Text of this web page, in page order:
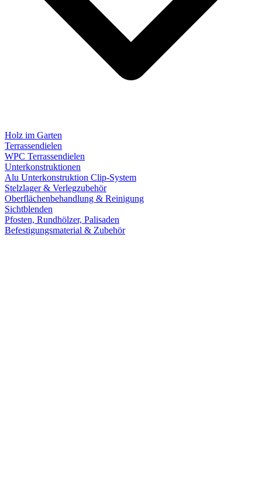
Holz im Garten
Terrassendielen
WPC Terrassendielen
Unterkonstruktionen
Alu Unterkonstruktion Clip-System
Stelzlager & Verlegzubehör
Oberflächenbehandlung & Reinigung
Sichtblenden
Pfosten, Rundhölzer, Palisaden
Befestigungsmaterial & Zubehör